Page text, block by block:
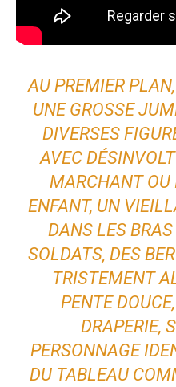
AU PREMIER
UNE GROSSE
DIVERSES
AVEC
MARCHANT
ENFANT, UN
DANS LES
SOLDATS, DES
TRISTEMENT
PENTE
DRAPERIE,
PERSONNAGE
DU TABLEAU